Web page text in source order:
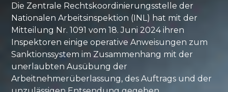
Die Zentrale Rechtskoordinierungsstelle der
Nationalen Arbeitsinspektion (INL) hat mit der
Mitteilung Nr. 1091 vom 18. Juni 2024 ihren
Inspektoren einige operative Anweisungen zum
Sanktionssystem im Zusammenhang mit der
unerlaubten Ausübung der
Arbeitnehmerüberlassung, des Auftrags und der